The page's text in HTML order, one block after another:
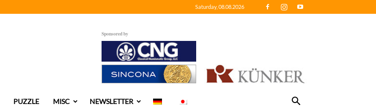
Saturday, 08.08.2026
Sponsored by
PUZZLE MISC NEWSLETTER